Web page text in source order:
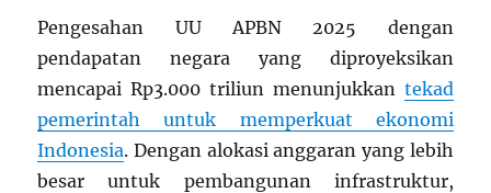
Pengesahan UU APBN 2025 dengan
pendapatan negara yang diproyeksikan
mencapai Rp3.000 triliun menunjukkan tekad
pemerintah untuk memperkuat ekonomi
Indonesia. Dengan alokasi anggaran yang lebih
besar untuk pembangunan infrastruktur,